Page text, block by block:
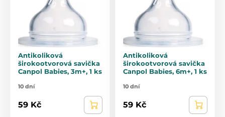
Antikoliková
širokootvorová savička
Canpol Babies, 3m+, 1 ks
10 dní
59 Kč
Antikoliková
širokootvorová savička
Canpol Babies, 6m+, 1 ks
10 dní
59 Kč